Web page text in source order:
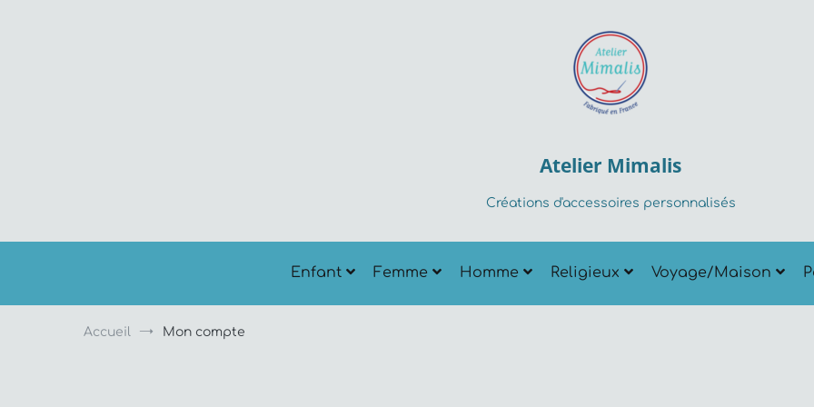
Atelier Mimalis
Créations d'accessoires personnalisés
Enfant Femme Homme Religieux Voyage/Maison
Accueil Mon compte